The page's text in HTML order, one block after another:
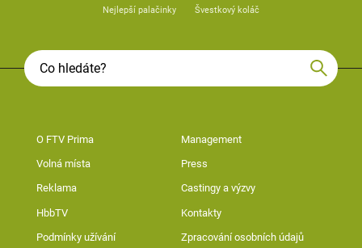
Nejlepší palačinky Švestkový koláč
O FTV Prima Management
Volná místa Press
Reklama Castingy a výzvy
HbbTV Kontakty
Podmínky užívání Zpracování osobních údajů